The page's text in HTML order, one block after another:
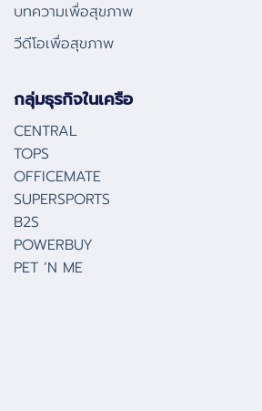
บทความเพื่อสุขภาพ
วีดีโอเพื่อสุขภาพ
กลุ่มธุรกิจในเครือ
CENTRAL
TOPS
OFFICEMATE
SUPERSPORTS
B2S
POWERBUY
PET ‘N ME